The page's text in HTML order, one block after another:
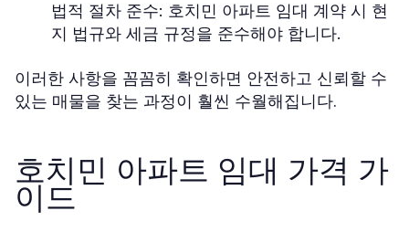
법적 절차 준수: 호치민 아파트 임대 계약 시 현
지 법규와 세금 규정을 준수해야 합니다.
이러한 사항을 꼼꼼히 확인하면 안전하고 신뢰할 수
있는 매물을 찾는 과정이 훨씬 수월해집니다.
호치민 아파트 임대 가격 가
이드